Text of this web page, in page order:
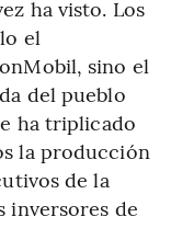
ha visto. Los
el
sino el
del pueblo
ha triplicado
la producción
de la
inversores de